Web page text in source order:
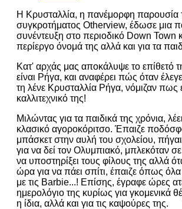
Η Κρυσταλλία, η πανέμορφη παρουσία
συγκροτήματος Otherview, έδωσε μια
συνέντευξη στο περιοδικό Down Town
περίεργο όνομά της αλλά και για τα
Κατ' αρχάς μας αποκάλυψε το επίθετό
είναι Ρήγα, και αναφέρει πώς όταν
τη λένε Κρυσταλλία Ρήγα, νόμιζαν πως
καλλιτεχνικό της!
Μιλώντας για τα παιδικά της χρόνια,
κλασικό αγοροκόριτσο. Έπαιζε
μπάσκετ στην αυλή του σχολείου,
για να δεί τον Ολυμπιακό, μπλεκόταν
να υποστηρίξει τους φίλους της αλλά
ώρα για να πάει σπίτι, έπαιζε όπως όλα
με τις Barbie...! Επίσης, έγραφε ώρες
ημερολόγιο της κυρίως για γκομενικά
η ίδια, αλλά και για τις καψούρες της.